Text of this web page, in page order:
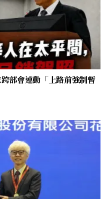
部會連動「上路前強制暫